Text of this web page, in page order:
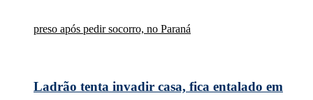
Ladrão tenta invadir casa, fica entalado em